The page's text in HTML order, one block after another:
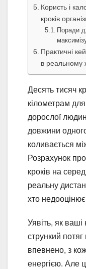
Користь і
кроків
Поради
Практичні
в реальному
Десять тисяч
кілометрам
дорослої
довжини
коливається
Розрахунок
кроків на
реальну
хто
Уявіть, як
стрункий
впевнено, з
енергією. Але